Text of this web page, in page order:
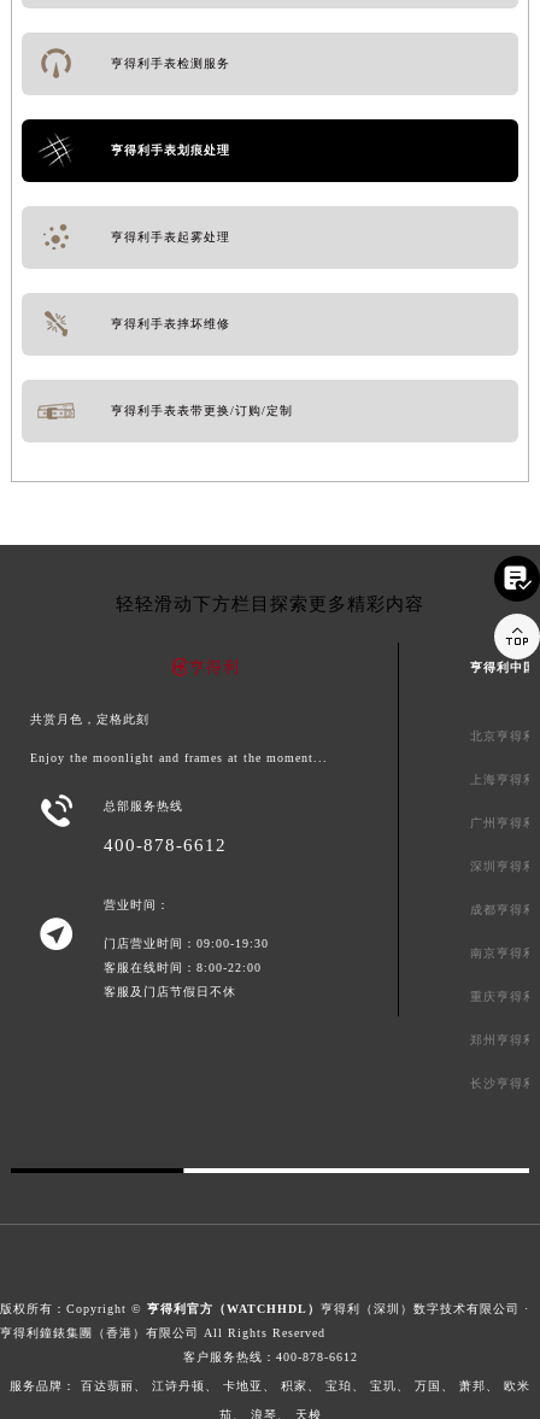
亨得利手表检测服务
亨得利手表划痕处理
亨得利手表起雾处理
亨得利手表摔坏维修
亨得利手表表带更换/订购/定制
轻轻滑动下方栏目探索更多精彩内容
共赏月色，定格此刻
Enjoy the moonlight and frames at the moment...
 总部服务热线
400-878-6612

营业时间：
门店营业时间：09:00-19:30
客服在线时间：8:00-22:00
客服及门店节假日不休
亨得利中国
北京亨得利
上海亨得
广州亨得利
深圳亨得利
成都亨得利
南京亨得利
重庆亨得利
郑州亨得利
长沙亨得利
版权所有：Copyright © 亨得利官方（WATCHHDL） 亨得利（深圳）数字技术有限公司 ·
亨得利鐘錶集團（香港）有限公司 All Rights Reserved
客户服务热线： 400-878-6612
服务品牌： 百达翡丽、 江诗丹顿、 卡地亚、 积家、 宝珀、 宝玑、 万国、 萧邦、 欧米
茄、 浪琴、 天梭

